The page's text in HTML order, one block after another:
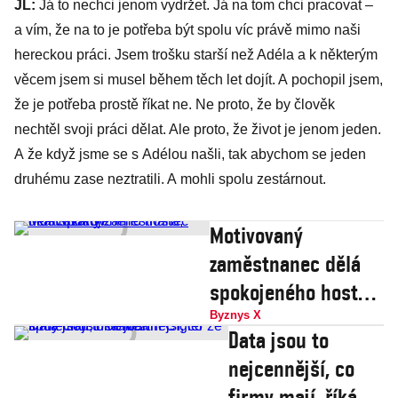
JL: Já to nechci jenom vydržet. Já na tom chci pracovat –
a vím, že na to je potřeba být spolu víc právě mimo naši
hereckou práci. Jsem trošku starší než Adéla a k některým
věcem jsem si musel během těch let dojít. A pochopil jsem,
že je potřeba prostě říkat ne. Ne proto, že by člověk
nechtěl svoji práci dělat. Ale proto, že život je jenom jeden.
A že když jsme se s Adélou našli, tak abychom se jeden
druhému zase neztratili. A mohli spolu zestárnout.
Motivovaný
zaměstnanec dělá
spokojeného hosta,
říká Lazarov
Byznys X
Data jsou to
nejcennější, co